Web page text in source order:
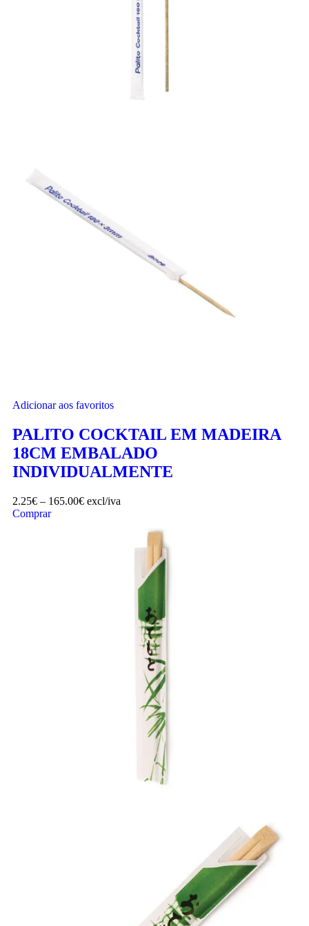
Adicionar aos favoritos
PALITO COCKTAIL EM MADEIRA
18CM EMBALADO
INDIVIDUALMENTE
2.25€ – 165.00€ excl/iva
Comprar